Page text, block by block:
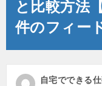
ゲ
ー
ョ
と比較方法
件のフィー
自宅でできる